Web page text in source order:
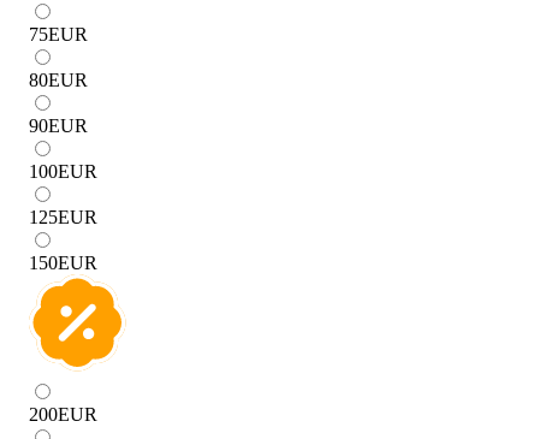
75EUR
80EUR
90EUR
100EUR
125EUR
150EUR
200EUR